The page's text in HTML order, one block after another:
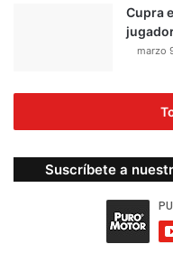
Cupra
marzo
Suscríbete a